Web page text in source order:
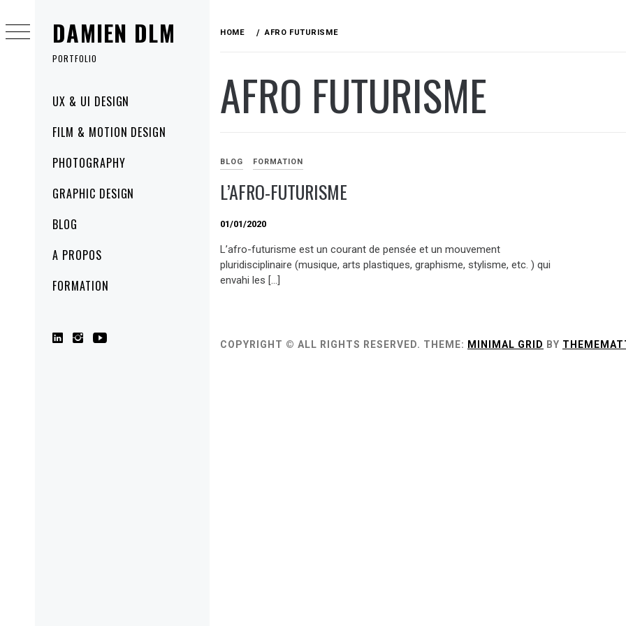
DAMIEN DLM
PORTFOLIO
MenuUX & UI DESIGN
FILM & MOTION DESIGN
PHOTOGRAPHY
GRAPHIC DESIGN
BLOG
A PROPOS
FORMATION
to
content
HOME AFRO FUTURISME
AFRO FUTURISME
BLOG FORMATION
L’AFRO-FUTURISME
01/01/2020
L’afro-futurisme est un courant de pensée et un mouvement
pluridisciplinaire (musique, arts plastiques, graphisme, stylisme, etc. ) qui
envahi les […]
COPYRIGHT © ALL RIGHTS RESERVED. THEME: MINIMAL GRID BY